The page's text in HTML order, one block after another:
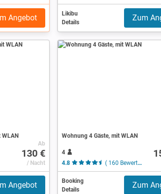
Angebot
Likibu
Details
Zum
Ab
130 €
/ Nacht
Angebot
Wohnung 4 Gäste, mit WLAN
4
4.8
( 160 Bewertungen )
Booking
Details
Zum